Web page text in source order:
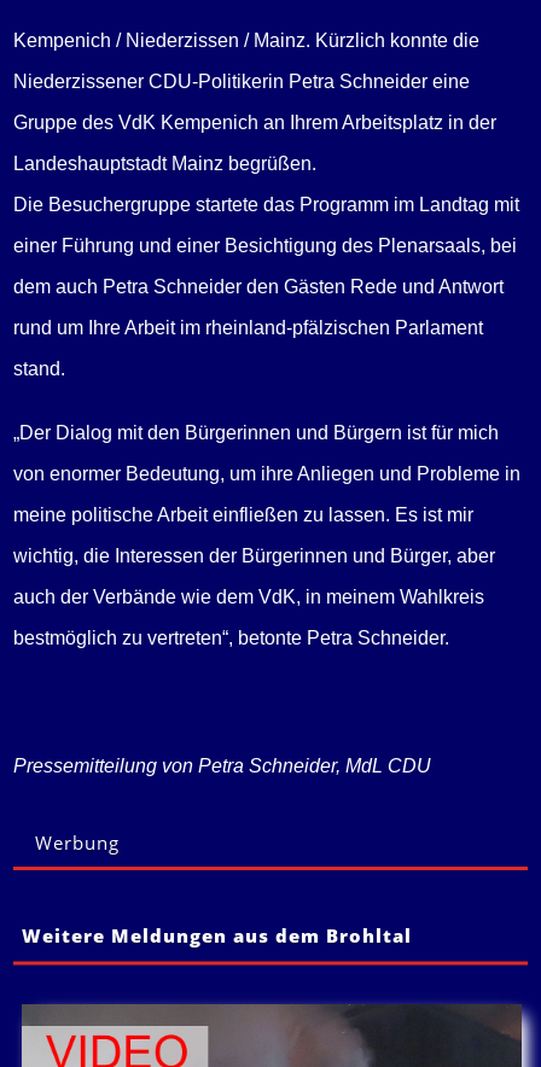
Kempenich / Niederzissen / Mainz. Kürzlich konnte die
Niederzissener CDU-Politikerin Petra Schneider eine
Gruppe des VdK Kempenich an Ihrem Arbeitsplatz in der
Landeshauptstadt Mainz begrüßen.
Die Besuchergruppe startete das Programm im Landtag mit
einer Führung und einer Besichtigung des Plenarsaals, bei
dem auch Petra Schneider den Gästen Rede und Antwort
rund um Ihre Arbeit im rheinland-pfälzischen Parlament
stand.
„Der Dialog mit den Bürgerinnen und Bürgern ist für mich
von enormer Bedeutung, um ihre Anliegen und Probleme in
meine politische Arbeit einfließen zu lassen. Es ist mir
wichtig, die Interessen der Bürgerinnen und Bürger, aber
auch der Verbände wie dem VdK, in meinem Wahlkreis
bestmöglich zu vertreten“, betonte Petra Schneider.
Pressemitteilung von Petra Schneider, MdL CDU
Werbung
Weitere Meldungen aus dem Brohltal